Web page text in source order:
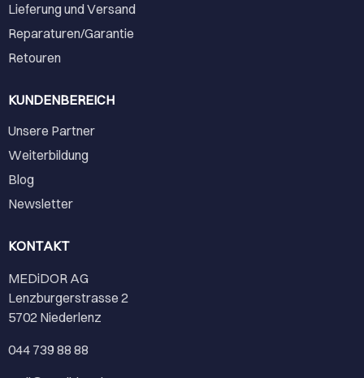
Lieferung und Versand
Reparaturen/Garantie
Retouren
KUNDENBEREICH
Unsere Partner
Weiterbildung
Blog
Newsletter
KONTAKT
MEDiDOR AG
Lenzburgerstrasse 2
5702 Niederlenz
044 739 88 88